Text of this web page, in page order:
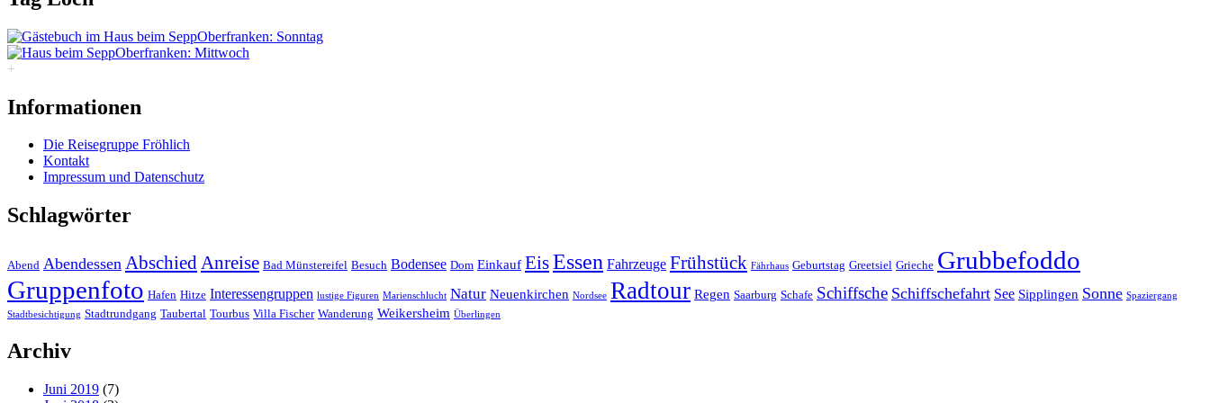
Oberfranken: Sonntag
Oberfranken: Mittwoch
+
Informationen
Die Reisegruppe Fröhlich
Kontakt
Impressum und Datenschutz
Schlagwörter
Abend Abendessen AbschiedAnreise Bad Münstereifel Besuch Bodensee Dom Einkauf EisEssen Fahrzeuge Frühstück Fährhaus Geburtstag Greetsiel Grieche Grubbefoddo
Gruppenfoto Hafen Hitze Interessengruppen lustige Figuren Marienschlucht Natur Neuenkirchen Nordsee Radtour Regen Saarburg Schafe Schiffsche Schiffschefahrt See Sipplingen Sonne Spaziergang
Stadtbesichtigung Stadtrundgang Taubertal Tourbus Villa Fischer Wanderung Weikersheim Überlingen
Archiv
Juni 2019 (7)